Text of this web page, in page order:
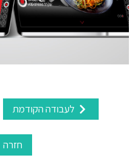
חזרה